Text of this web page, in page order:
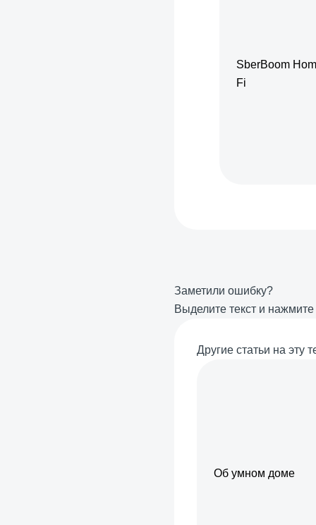
SberBoom
Fi
Заметили ошибку?
Выделите текст и нажмите
Другие статьи на эту
Об умном доме